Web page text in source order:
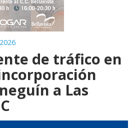
de tráfico en
a Las